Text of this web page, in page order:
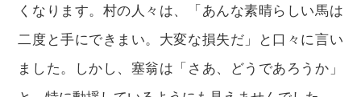
くなります。村の人々は、「あんな素晴らしい馬は
二度と手にできまい。大変な損失だ」と口々に言い
ました。しかし、塞翁は「さあ、どうであろうか」